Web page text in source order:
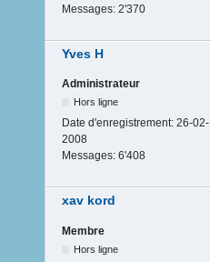
Messages: 2'370
Yves H
Administrateur
Hors ligne
Date d'enregistrement: 26-02-
2008
Messages: 6'408
xav kord
Membre
Hors ligne